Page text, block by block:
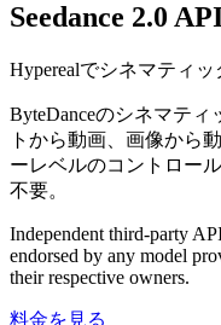
Seedance 2.0
Hyperealでシネマティッ
ByteDanceのシネマテ
トから動画、画像から
ーレベルのコントロー
不要。
Independent third-party
endorsed by any model
their respective owners.
料金を見る